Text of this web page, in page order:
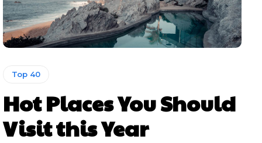
Top 40
Hot Places You Should
Visit this Year